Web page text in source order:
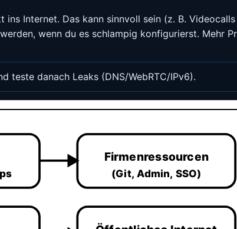
Internet. Das kann sinnvoll sein (z. B.
wenn du es schlampig konfigurierst. Mehr
teste danach Leaks (DNS/WebRTC/IPv6).
Firmenressourcen
(Git, Admin, SSO)